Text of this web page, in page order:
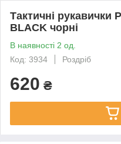
Тактичні рукавички
BLACK чорні
В наявності 2 од.
Код: 3934
Роздріб
620 ₴